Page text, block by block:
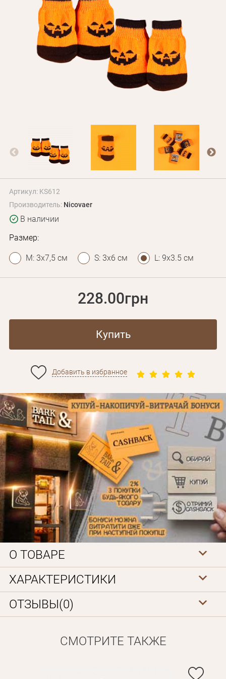
Оплата и доставка
Программа лояльности
О Нас
Оптовым клиентам
Контакты
Артикул: KS612
Производитель: Nicovaer
В наличии
Размер:
M: 3х7,5 см S: 3х6 см L: 9х3.5 см
228.00грн
Купить
Добавить в избранное
О ТОВАРЕ
ХАРАКТЕРИСТИКИ
ОТЗЫВЫ(0)
СМОТРИТЕ ТАКЖЕ
Личные данные